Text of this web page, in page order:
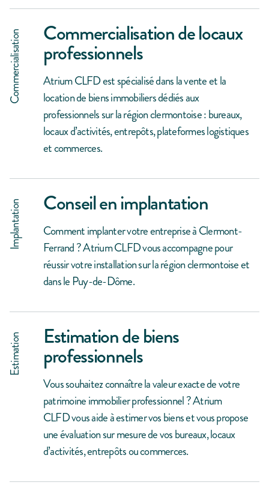
Commercialisation Commercialisation de locaux
professionnels
Atrium CLFD est spécialisé dans la vente et la
location de biens immobiliers dédiés aux
professionnels sur la région clermontoise : bureaux,
locaux d’activités, entrepôts, plateformes logistiques
et commerces.
Implantation Conseil en implantation
Comment implanter votre entreprise à Clermont-
Ferrand ? Atrium CLFD vous accompagne pour
réussir votre installation sur la région clermontoise et
dans le Puy-de-Dôme.
Estimation Estimation de biens
professionnels
Vous souhaitez connaître la valeur exacte de votre
patrimoine immobilier professionnel ? Atrium
CLFD vous aide à estimer vos biens et vous propose
une évaluation sur mesure de vos bureaux, locaux
d’activités, entrepôts ou commerces.